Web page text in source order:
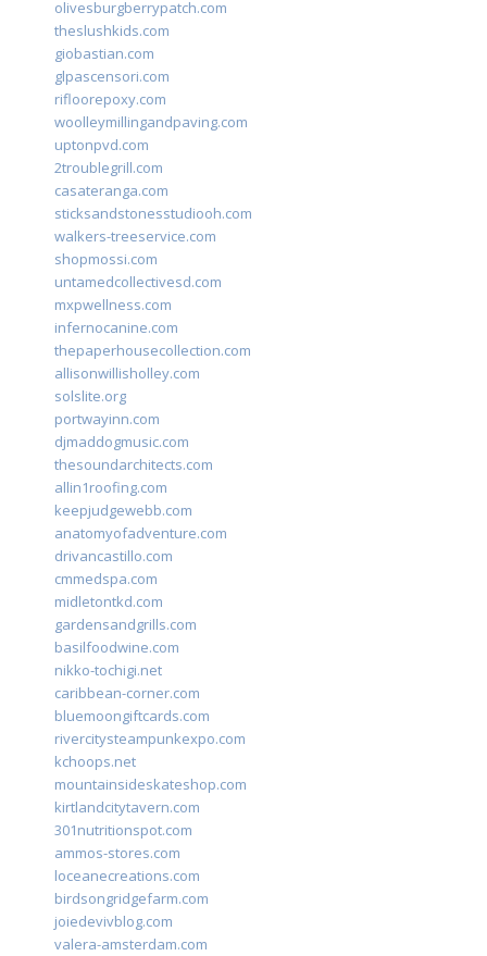
olivesburgberrypatch.com
theslushkids.com
giobastian.com
glpascensori.com
rifloorepoxy.com
woolleymillingandpaving.com
uptonpvd.com
2troublegrill.com
casateranga.com
sticksandstonesstudiooh.com
walkers-treeservice.com
shopmossi.com
untamedcollectivesd.com
mxpwellness.com
infernocanine.com
thepaperhousecollection.com
allisonwillisholley.com
solslite.org
portwayinn.com
djmaddogmusic.com
thesoundarchitects.com
allin1roofing.com
keepjudgewebb.com
anatomyofadventure.com
drivancastillo.com
cmmedspa.com
midletontkd.com
gardensandgrills.com
basilfoodwine.com
nikko-tochigi.net
caribbean-corner.com
bluemoongiftcards.com
rivercitysteampunkexpo.com
kchoops.net
mountainsideskateshop.com
kirtlandcitytavern.com
301nutritionspot.com
ammos-stores.com
loceanecreations.com
birdsongridgefarm.com
joiedevivblog.com
valera-amsterdam.com